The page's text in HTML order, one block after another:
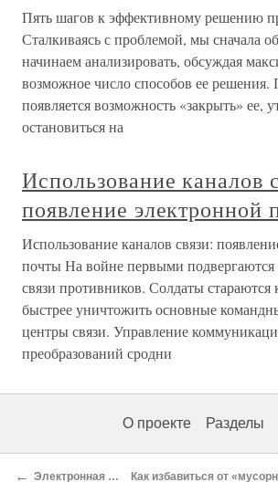
Пять шагов к эффективному решению
Сталкиваясь с проблемой, мы сначала
начинаем анализировать, обсуждая
возможное число способов ее решения.
появляется возможность «закрыть» ее,
остановиться на
Использование каналов
появление электронной
Использование каналов связи:
почты На войне первыми подвергаются
связи противников. Солдаты
быстрее уничтожить основные
центры связи. Управление
преобразований сродни
О проекте Разделы
← Электронная почта